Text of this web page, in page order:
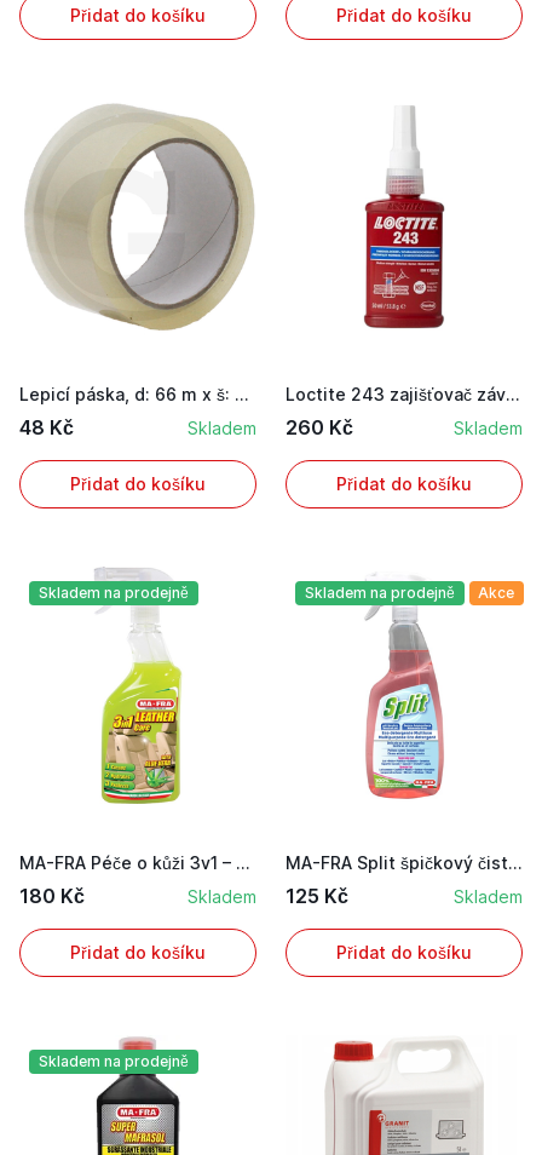
Přidat do košíku Přidat do košíku
Lepicí páska, d: 66 m x š: 50 mm
48 Kč Skladem
Přidat do košíku
Loctite 243 zajišťovač závitů se střední pevnos...
260 Kč Skladem
Přidat do košíku
Skladem na prodejně
MA-FRA Péče o kůži 3v1 – přípravek na ošetření ...
180 Kč Skladem
Přidat do košíku
Skladem na prodejně Akce
MA-FRA Split špičkový čisticí prostředek na skl...
125 Kč Skladem
Přidat do košíku
Skladem na prodejně